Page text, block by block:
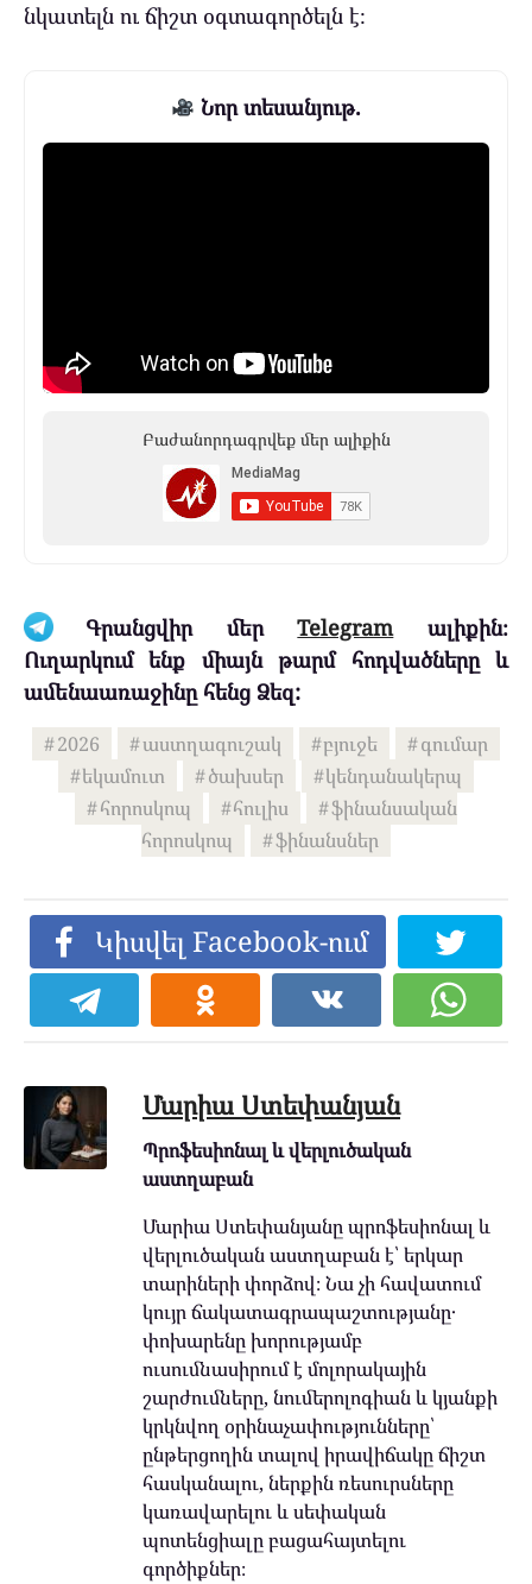
նկատելն ու ճիշտ օգտագործելն է։
Նոր տեսանյութ.
Բաժանորդագրվեք մեր ալիքին
Գրանցվիր մերTelegramալիքին։
Ուղարկում ենք միայն թարմ հոդվածները և
ամենաառաջինը հենց Ձեզ:
2026 աստղագուշակ բյուջե
գումար
եկամուտ
ծախսեր
կենդանակերպ
հորոսկոպ
հուլիս
ֆինանսական
հորոսկոպ
ֆինանսներ
Կիսվել Facebook-ում
Մարիա Ստեփանյան
Պրոֆեսիոնալ և վերլուծական
աստղաբան
Մարիա Ստեփանյանը պրոֆեսիոնալ և
վերլուծական աստղաբան է՝ երկար
տարիների փորձով։ Նա չի հավատում
կույր ճակատագրապաշտությանը․
փոխարենը խորությամբ
ուսումնասիրում է մոլորակային
շարժումները, նումերոլոգիան և կյանքի
կրկնվող օրինաչափությունները՝
ընթերցողին տալով իրավիճակը ճիշտ
հասկանալու, ներքին ռեսուրսները
կառավարելու և սեփական
պոտենցիալը բացահայտելու
գործիքներ։